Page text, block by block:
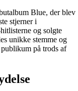
Blue, der blev
stjerner i
og solgte
unikke stemme og
på trods af